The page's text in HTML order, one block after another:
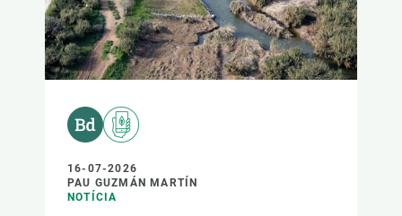
16-07-2026
PAU GUZMÁN MARTÍN
NOTÍCIA